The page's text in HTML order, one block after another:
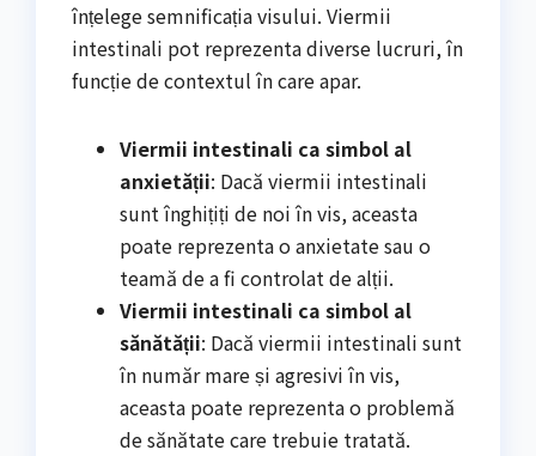
înțelege semnificația visului. Viermii
intestinali pot reprezenta diverse lucruri, în
funcție de contextul în care apar.
Viermii intestinali ca simbol al
anxietății: Dacă viermii intestinali
sunt înghițiți de noi în vis, aceasta
poate reprezenta o anxietate sau o
teamă de a fi controlat de alții.
Viermii intestinali ca simbol al
sănătății: Dacă viermii intestinali sunt
în număr mare și agresivi în vis,
aceasta poate reprezenta o problemă
de sănătate care trebuie tratată.